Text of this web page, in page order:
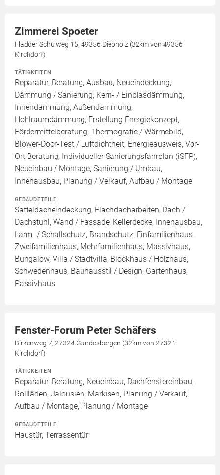
Zimmerei Spoeter
Fladder Schulweg 15, 49356 Diepholz (32km von 49356
Kirchdorf)
TÄTIGKEITEN
Reparatur, Beratung, Ausbau, Neueindeckung,
Dämmung / Sanierung, Kern- / Einblasdämmung,
Innendämmung, Außendämmung,
Hohlraumdämmung, Erstellung Energiekonzept,
Fördermittelberatung, Thermografie / Wärmebild,
Blower-Door-Test / Luftdichtheit, Energieausweis, Vor-
Ort Beratung, Individueller Sanierungsfahrplan (iSFP),
Neueinbau / Montage, Sanierung / Umbau,
Innenausbau, Planung / Verkauf, Aufbau / Montage
GEBÄUDETEILE
Satteldacheindeckung, Flachdacharbeiten, Dach /
Dachstuhl, Wand / Fassade, Kellerdecke, Innenausbau,
Lärm- / Schallschutz, Brandschutz, Einfamilienhaus,
Zweifamilienhaus, Mehrfamilienhaus, Massivhaus,
Bungalow, Villa / Stadtvilla, Blockhaus / Holzhaus,
Schwedenhaus, Bauhausstil / Design, Gartenhaus,
Passivhaus
Fenster-Forum Peter Schäfers
Birkenweg 7, 27324 Gandesbergen (32km von 27324
Kirchdorf)
TÄTIGKEITEN
Reparatur, Beratung, Neueinbau, Dachfenstereinbau,
Rollläden, Jalousien, Markisen, Planung / Verkauf,
Aufbau / Montage, Planung / Montage
GEBÄUDETEILE
Haustür, Terrassentür